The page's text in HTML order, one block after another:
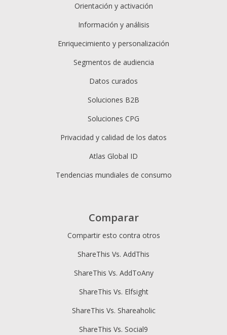
Orientación y activación
Información y análisis
Enriquecimiento y personalización
Segmentos de audiencia
Datos curados
Soluciones B2B
Soluciones CPG
Privacidad y calidad de los datos
Atlas Global ID
Tendencias mundiales de consumo
Comparar
Compartir esto contra otros
ShareThis Vs. AddThis
ShareThis Vs. AddToAny
ShareThis Vs. Elfsight
ShareThis Vs. Shareaholic
ShareThis Vs. Social9